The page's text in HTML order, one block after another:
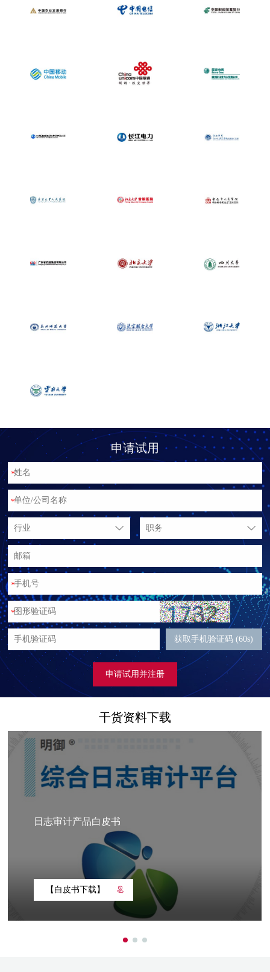
申请试用
*
*
行业 职务
*
*
获取手机验证码 (60s)
申请试用并注册
干货资料下载
日志审计产品白皮书
【白皮书下载】